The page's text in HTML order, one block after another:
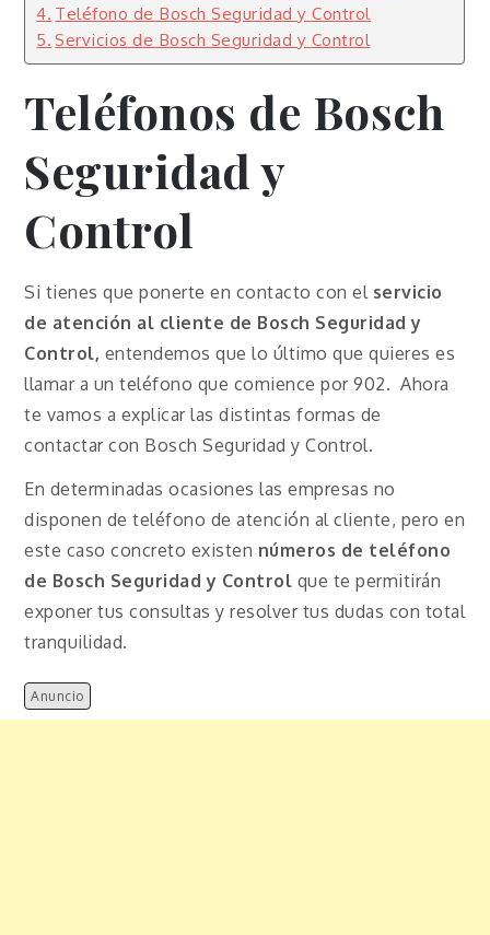
Teléfono de Bosch Seguridad y Control
Servicios de Bosch Seguridad y Control
Teléfonos de Bosch
Seguridad y
Control
Si tienes que ponerte en contacto con el servicio
de atención al cliente de Bosch Seguridad y
Control, entendemos que lo último que quieres es
llamar a un teléfono que comience por 902. Ahora
te vamos a explicar las distintas formas de
contactar con Bosch Seguridad y Control.
En determinadas ocasiones las empresas no
disponen de teléfono de atención al cliente, pero en
este caso concreto existen números de teléfono
de Bosch Seguridad y Control que te permitirán
exponer tus consultas y resolver tus dudas con total
tranquilidad.
Anuncio